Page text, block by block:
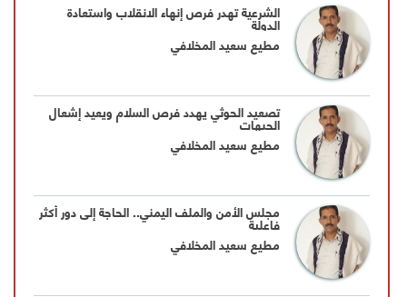
الشرعية تهدر فرص إنهاء الانقلاب واستعادة
الدولة
مطيع سعيد المخلافي
تصعيد الحوثي يهدد فرص السلام ويعيد إشعال
الجبهات
مطيع سعيد المخلافي
مجلس الأمن والملف اليمني.. الحاجة إلى دور أكثر
فاعلية
مطيع سعيد المخلافي